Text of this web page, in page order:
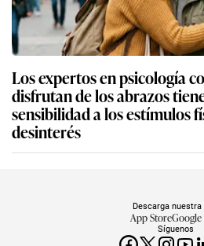
Los expertos en psicología
disfrutan de los abrazos
sensibilidad a los estímulos
desinterés
Síguenos
Descarga nuestra
App StoreGoogle